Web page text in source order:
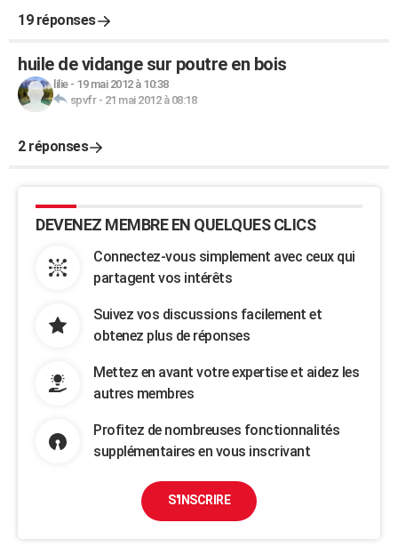
19 réponses
huile de vidange sur poutre en bois
lilie- 19 mai 2012 à 10:38
spvfr- 21 mai 2012 à 08:18
2 réponses
DEVENEZ MEMBRE EN QUELQUES CLICS
Connectez-vous simplement avec ceux qui
partagent vos intérêts
Suivez vos discussions facilement et
obtenez plus de réponses
Mettez en avant votre expertise et aidez les
autres membres
Profitez de nombreuses fonctionnalités
supplémentaires en vous inscrivant
S'INSCRIRE